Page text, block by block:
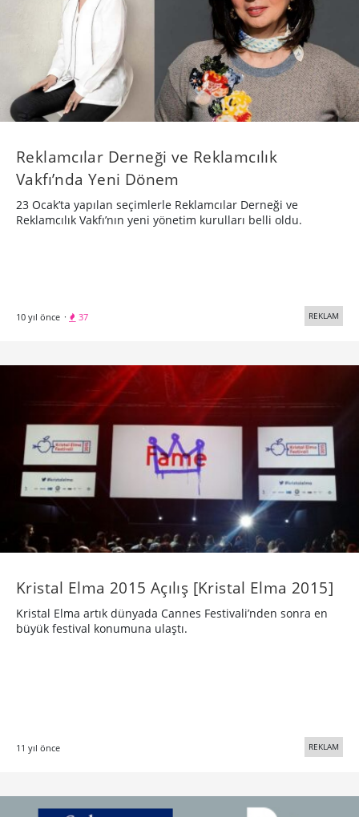
Reklamcılar Derneği ve Reklamcılık
Vakfı’nda Yeni Dönem
23 Ocak’ta yapılan seçimlerle Reklamcılar Derneği ve
Reklamcılık Vakfı’nın yeni yönetim kurulları belli oldu.
10 yıl önce · 37 REKLAM
​Kristal Elma 2015 Açılış [Kristal Elma 2015]
Kristal Elma artık dünyada Cannes Festivali’nden sonra en
büyük festival konumuna ulaştı.
11 yıl önce REKLAM